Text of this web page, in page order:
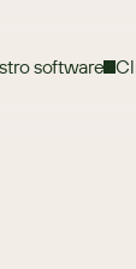
software